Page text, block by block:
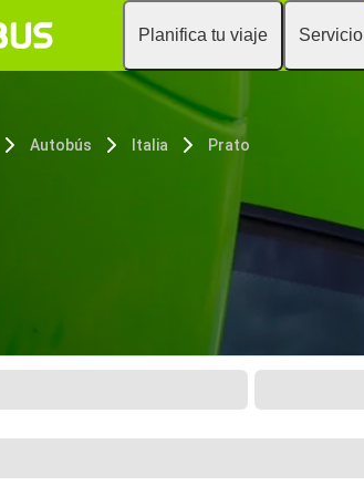
Planifica tu viaje Servicio
Autobús Italia Prato